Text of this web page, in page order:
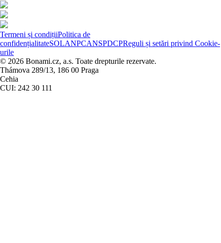
Termeni și condițiiPolitica de
confidențialitateSOLANPCANSPDCPReguli și setări privind Cookie-
urile
© 2026 Bonami.cz, a.s. Toate drepturile rezervate.
Thámova 289/13, 186 00 Praga
Cehia
CUI: 242 30 111